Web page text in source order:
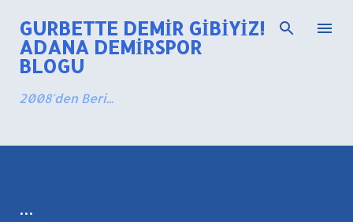
Ana içeriğe atla
GURBETTE DEMIR GIBIYIZ!
ADANA DEMIRSPOR
BLOGU
2008'den Beri...
...